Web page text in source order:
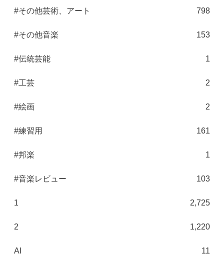
#その他芸術、アート 798
#その他音楽 153
#伝統芸能 1
#工芸 2
#絵画 2
#練習用 161
#邦楽 1
#音楽レビュー 103
1 2,725
2 1,220
AI 11